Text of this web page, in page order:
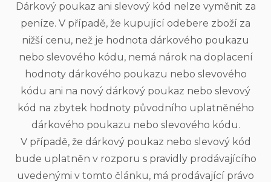
Dárkový poukaz ani slevový kód nelze vyměnit za
peníze. V případě, že kupující odebere zboží za
nižší cenu, než je hodnota dárkového poukazu
nebo slevového kódu, nemá nárok na doplacení
hodnoty dárkového poukazu nebo slevového
kódu ani na nový dárkový poukaz nebo slevový
kód na zbytek hodnoty původního uplatněného
dárkového poukazu nebo slevového kódu.
V případě, že dárkový poukaz nebo slevový kód
bude uplatněn v rozporu s pravidly prodávajícího
uvedenými v tomto článku, má prodávající právo